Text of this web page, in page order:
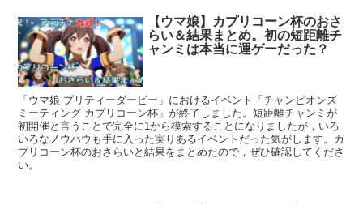
【ウマ娘】カプリコーン杯のおさ
らい＆結果まとめ。初の短距離チ
ャンミは本当に運ゲーだった？
「ウマ娘 プリティーダービー」におけるイベント「チャンピオンズ
ミーティング カプリコーン杯」が終了しました。短距離チャンミが
初開催と言うことで完全に1から模索することになりましたが，いろ
いろなノウハウも手に入った実りあるイベントだった気がします。カ
プリコーン杯のおさらいと結果をまとめたので，ぜひ確認してくださ
い。